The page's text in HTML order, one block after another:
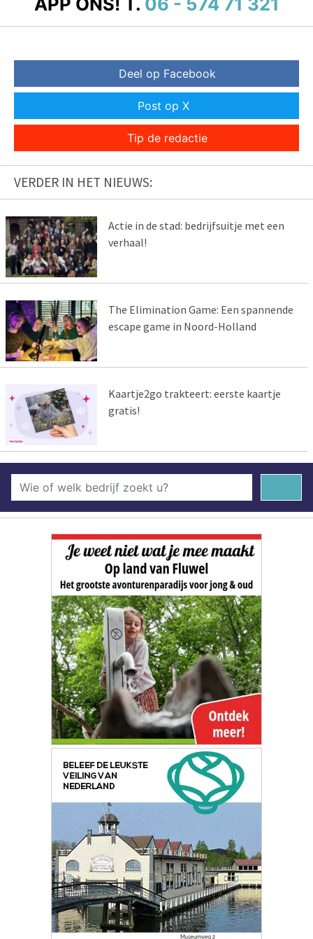
Deel op Facebook
Post op X
Tip de redactie
VERDER IN HET NIEUWS:
Actie in de stad: bedrijfsuitje met een
verhaal!
The Elimination Game: Een spannende
escape game in Noord-Holland
Kaartje2go trakteert: eerste kaartje
gratis!